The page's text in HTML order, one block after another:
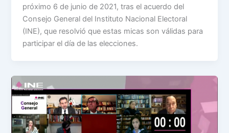
próximo 6 de junio de 2021, tras el acuerdo del
Consejo General del Instituto Nacional Electoral
(INE), que resolvió que estas micas son válidas para
participar el día de las elecciones.